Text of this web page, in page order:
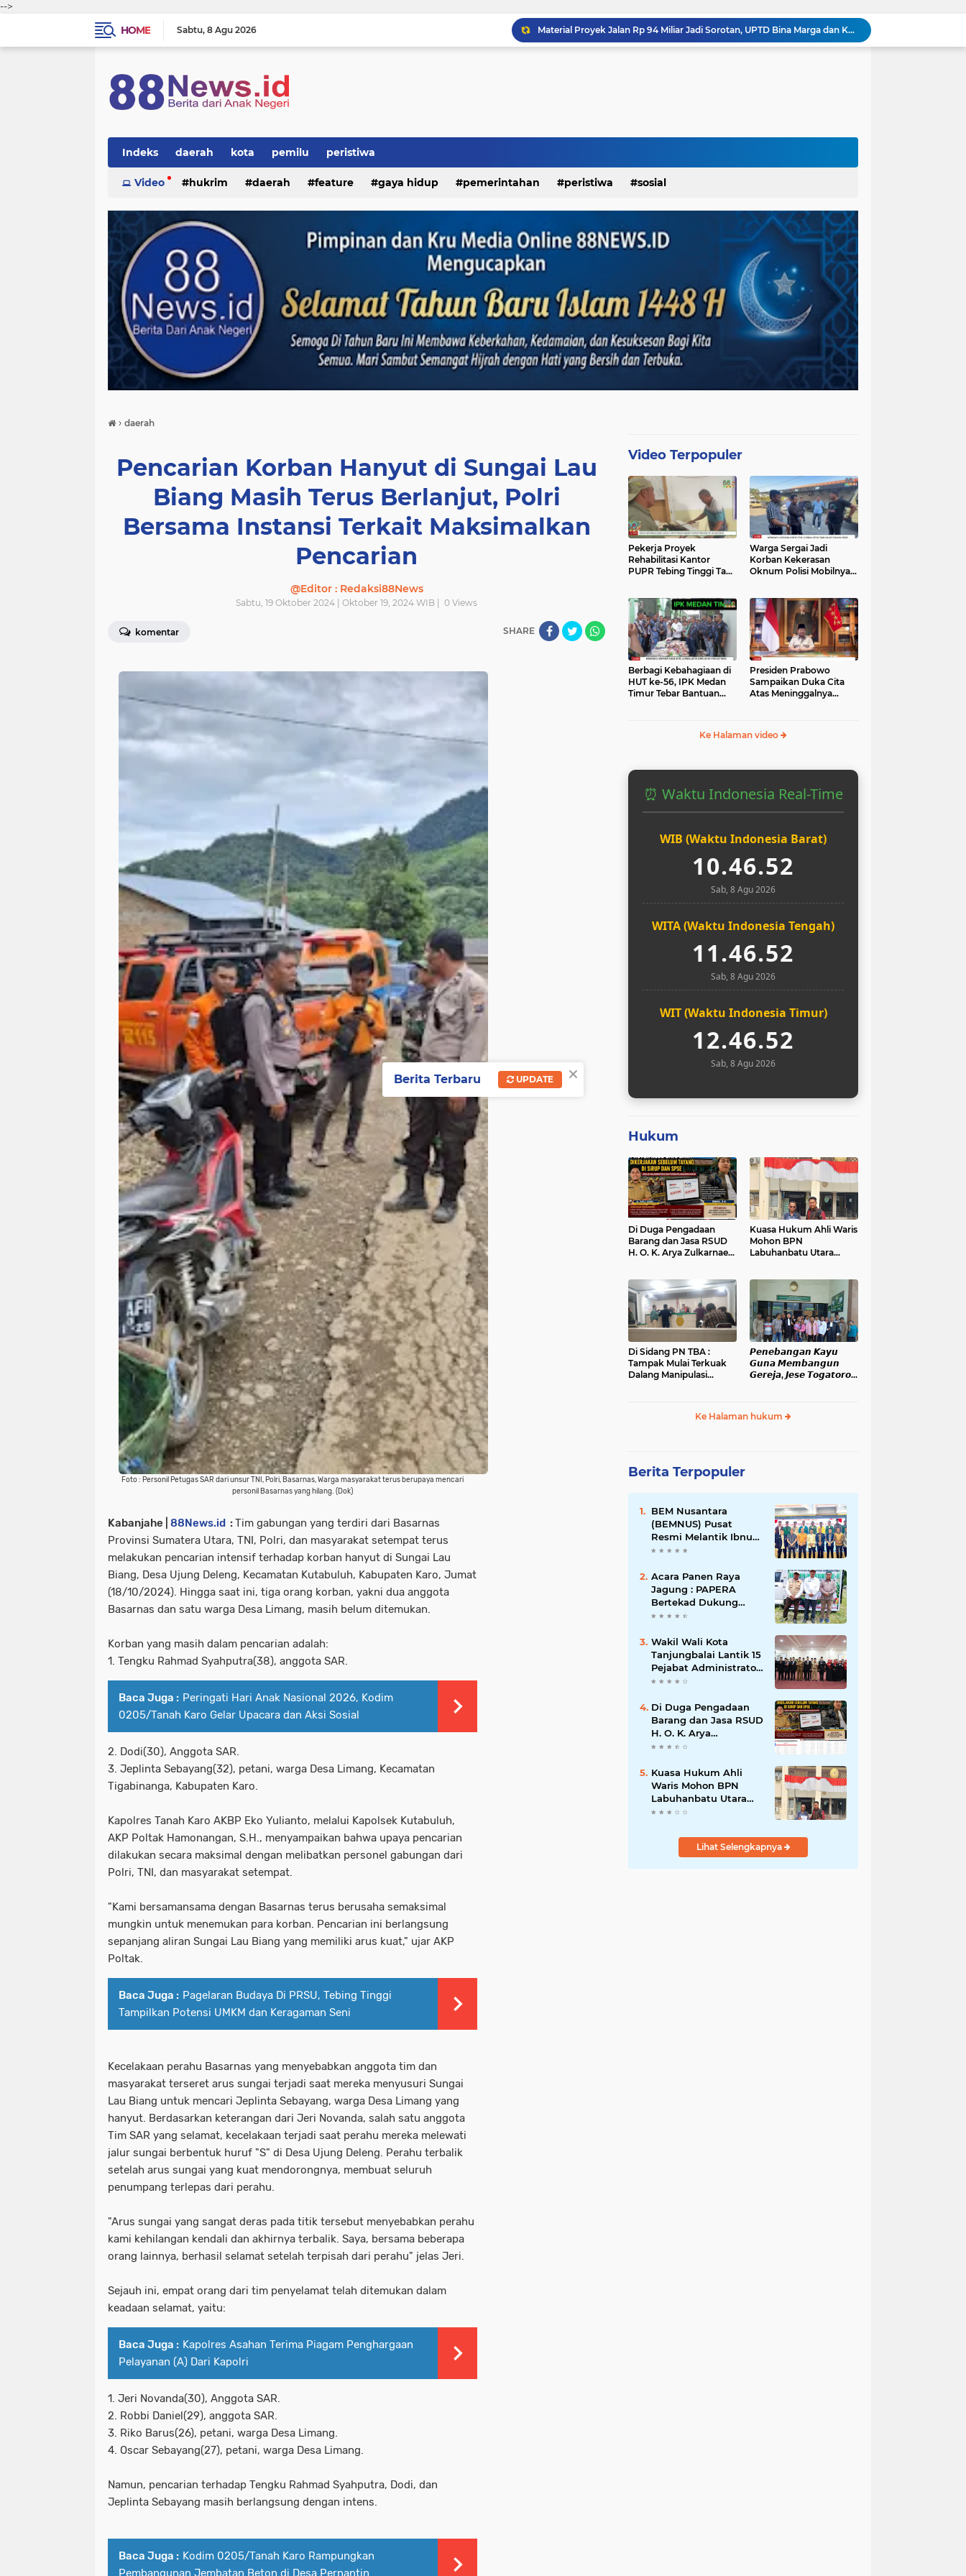
-->
HOME
Sabtu 8 Agu 2026 Material Proyek Jalan Rp 94 Miliar Jadi Sorotan, UPTD Bina Marga dan Kontraktor Beri Keterangan Berbeda
Bupati Baharuddin Dukung Pelestarian Budaya Melayu Melalui Gebyar Bertanjak Jilid 7 Tahun 2026
Lahirkan Generasi Bebas Stunting, Walikota Tebingtinggi H. Iman Irdian Saragih, SE Dorong Optimalisasi SP3 Catin
Indeks daerah kota pemilu peristiwa
Video hukrim daerah feature gaya hidup pemerintahan peristiwa sosial
› daerah
Pencarian Korban Hanyut di Sungai Lau
Biang Masih Terus Berlanjut, Polri
Bersama Instansi Terkait Maksimalkan
Pencarian
@Editor : Redaksi88News
Sabtu, 19 Oktober 2024 | Oktober 19, 2024 WIB | 0 Views
komentar SHARE
Foto : Personil Petugas SAR dari unsur TNI, Polri, Basarnas, Warga masyarakat terus berupaya mencari
personil Basarnas yang hilang. (Dok)
Kabanjahe | 88News.id :Tim gabungan yang terdiri dari Basarnas
Provinsi Sumatera Utara, TNI, Polri, dan masyarakat setempat terus
melakukan pencarian intensif terhadap korban hanyut di Sungai Lau
Biang, Desa Ujung Deleng, Kecamatan Kutabuluh, Kabupaten Karo, Jumat
(18/10/2024). Hingga saat ini, tiga orang korban, yakni dua anggota
Basarnas dan satu warga Desa Limang, masih belum ditemukan.
Korban yang masih dalam pencarian adalah:
1. Tengku Rahmad Syahputra(38), anggota SAR.
Baca Juga : Peringati Hari Anak Nasional 2026, Kodim
0205/Tanah Karo Gelar Upacara dan Aksi Sosial
2. Dodi(30), Anggota SAR.
3. Jeplinta Sebayang(32), petani, warga Desa Limang, Kecamatan
Tigabinanga, Kabupaten Karo.
Kapolres Tanah Karo AKBP Eko Yulianto, melalui Kapolsek Kutabuluh,
AKP Poltak Hamonangan, S.H., menyampaikan bahwa upaya pencarian
dilakukan secara maksimal dengan melibatkan personel gabungan dari
Polri, TNI, dan masyarakat setempat.
"Kami bersamansama dengan Basarnas terus berusaha semaksimal
mungkin untuk menemukan para korban. Pencarian ini berlangsung
sepanjang aliran Sungai Lau Biang yang memiliki arus kuat," ujar AKP
Poltak.
Baca Juga : Pagelaran Budaya Di PRSU, Tebing Tinggi
Tampilkan Potensi UMKM dan Keragaman Seni
Kecelakaan perahu Basarnas yang menyebabkan anggota tim dan
masyarakat terseret arus sungai terjadi saat mereka menyusuri Sungai
Lau Biang untuk mencari Jeplinta Sebayang, warga Desa Limang yang
hanyut. Berdasarkan keterangan dari Jeri Novanda, salah satu anggota
Tim SAR yang selamat, kecelakaan terjadi saat perahu mereka melewati
jalur sungai berbentuk huruf "S" di Desa Ujung Deleng. Perahu terbalik
setelah arus sungai yang kuat mendorongnya, membuat seluruh
penumpang terlepas dari perahu.
"Arus sungai yang sangat deras pada titik tersebut menyebabkan perahu
kami kehilangan kendali dan akhirnya terbalik. Saya, bersama beberapa
orang lainnya, berhasil selamat setelah terpisah dari perahu" jelas Jeri.
Sejauh ini, empat orang dari tim penyelamat telah ditemukan dalam
keadaan selamat, yaitu:
Baca Juga : Kapolres Asahan Terima Piagam Penghargaan
Pelayanan (A) Dari Kapolri
1. Jeri Novanda(30), Anggota SAR.
2. Robbi Daniel(29), anggota SAR.
3. Riko Barus(26), petani, warga Desa Limang.
4. Oscar Sebayang(27), petani, warga Desa Limang.
Namun, pencarian terhadap Tengku Rahmad Syahputra, Dodi, dan
Jeplinta Sebayang masih berlangsung dengan intens.
Baca Juga : Kodim 0205/Tanah Karo Rampungkan
Pembangunan Jembatan Beton di Desa Pernantin
Video Terpopuler
Pekerja Proyek
Rehabilitasi Kantor
PUPR Tebing Tinggi Tak
Warga Sergai Jadi
Korban Kekerasan
Oknum Polisi Mobilnya
Berbagi Kebahagiaan di
HUT ke-56, IPK Medan
Timur Tebar Bantuan
Presiden Prabowo
Sampaikan Duka Cita
Atas Meninggalnya
Ke Halaman video
⏰ Waktu Indonesia Real-Time
WIB (Waktu Indonesia Barat)
10.46.53
Sab, 8 Agu 2026
WITA (Waktu Indonesia Tengah)
11.46.53
Sab, 8 Agu 2026
WIT (Waktu Indonesia Timur)
12.46.53
Sab, 8 Agu 2026
Hukum
Di Duga Pengadaan
Barang dan Jasa RSUD
H. O. K. Arya Zulkarnaen
Dikerjakan: Indikasi
Maladministrasi dan
Potensi Pelanggaran
Hukum
Kuasa Hukum Ahli Waris
Mohon BPN
Labuhanbatu Utara
Objek Sengketa di Aek
Kanopan
Di Sidang PN TBA :
Tampak Mulai Terkuak
Dalang Manipulasi
𝙋𝙚𝙣𝙚𝙗𝙖𝙣𝙜𝙖𝙣 𝙆𝙖𝙮𝙪
𝙂𝙪𝙣𝙖 𝙈𝙚𝙢𝙗𝙖𝙣𝙜𝙪𝙣
𝙂𝙚𝙧𝙚𝙟𝙖, 𝙅𝙚𝙨𝙚 𝙏𝙤𝙜𝙖𝙩𝙤𝙧𝙤𝙥
Ke Halaman hukum
Berita Terpopuler
BEM Nusantara
(BEMNUS) Pusat
Resmi Melantik Ibnu
Al Kautsar Harahap
(Korbid) BEMNUS
Periode 2024/2025
Acara Panen Raya
Jagung : PAPERA
Bertekad Dukung
Program Nasional
Kota Kerang
Tanjungbalai
Wakil Wali Kota
Tanjungbalai Lantik 15
Pejabat Administrator
dan Pengawas Serta 2
Pemko Tanjungbalai
Di Duga Pengadaan
Barang dan Jasa RSUD
H. O. K. Arya
Zulkarnaen Belum
SPSE, Tapi Sudah
Dikerjakan: Indikasi
Maladministrasi dan
Potensi Pelanggaran
Kuasa Hukum Ahli
Waris Mohon BPN
Labuhanbatu Utara
Hentikan Sementara
Tanah Objek Sengketa
di Aek KanopanLihat Selengkapnya
×
Berita Terbaru UPDATE